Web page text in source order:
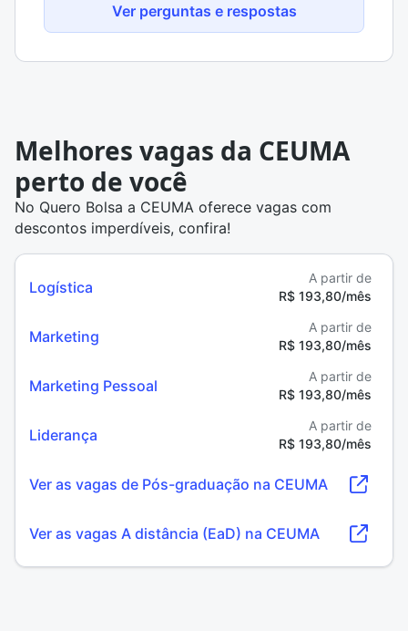
Ver perguntas e respostas
Melhores vagas da CEUMA
perto de você
No Quero Bolsa a CEUMA oferece vagas com
descontos imperdíveis, confira!
Logística
A partir de
R$ 193,80/mês
Marketing
A partir de
R$ 193,80/mês
Marketing Pessoal
A partir de
R$ 193,80/mês
Liderança
A partir de
R$ 193,80/mês
Ver as vagas de Pós-graduação na CEUMA
Ver as vagas A distância (EaD) na CEUMA